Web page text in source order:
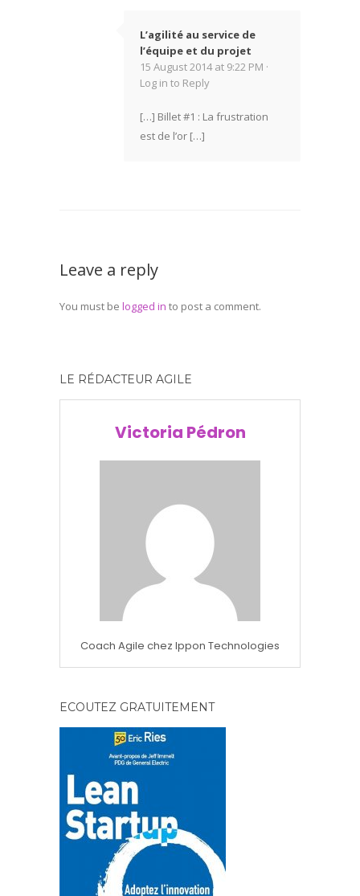
L’agilité au service de
l’équipe et du projet
15 August 2014 at 9:22 PM ·
Log in to Reply
[…] Billet #1 : La frustration
est de l’or […]
Leave a reply
You must be logged in to post a comment.
LE RÉDACTEUR AGILE
Victoria Pédron
Coach Agile chez Ippon Technologies
ECOUTEZ GRATUITEMENT